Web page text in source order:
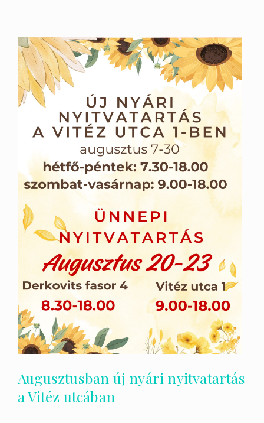
Augusztusban új nyári nyitvatartás
a Vitéz utcában